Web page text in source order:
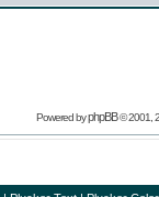
Powered byphpBB© 2001,